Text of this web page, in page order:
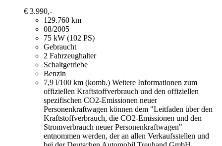
€ 3.990,-
129.760 km
08/2005
75 kW (102 PS)
Gebraucht
2 Fahrzeughalter
Schaltgetriebe
Benzin
7,9 l/100 km (komb.) Weitere Informationen zum
offiziellen Kraftstoffverbrauch und den offiziellen
spezifischen CO2-Emissionen neuer
Personenkraftwagen können dem "Leitfaden über den
Kraftstoffverbrauch, die CO2-Emissionen und den
Stromverbrauch neuer Personenkraftwagen"
entnommen werden, der an allen Verkaufsstellen und